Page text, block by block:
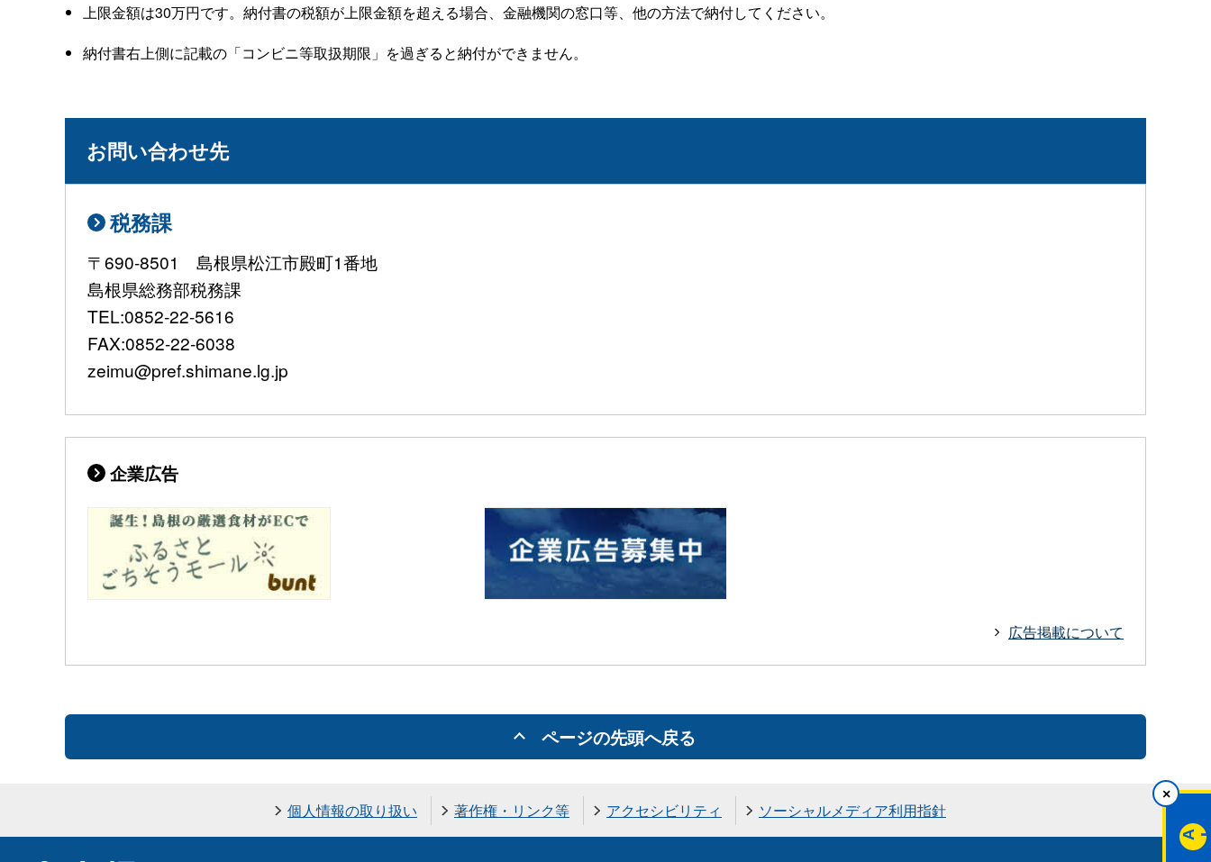
上限金額は30万円です。納付書の税額が上限金額を超える場合、金融機関の窓口等、他の方法で納付してください。
納付書右上側に記載の「コンビニ等取扱期限」を過ぎると納付ができません。
お問い合わせ先
税務課
〒690-8501 島根県松江市殿町1番地
島根県総務部税務課
TEL:0852-22-5616
FAX:0852-22-6038
zeimu@pref.shimane.lg.jp
企業広告
広告掲載について
ページの先頭へ戻る
個人情報の取り扱い 著作権・リンク等 アクセシビリティ ソーシャルメディア利用指針
×